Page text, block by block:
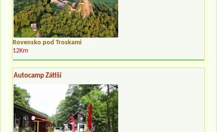
Rovensko pod Troskami
12Km
Autocamp Zátiší